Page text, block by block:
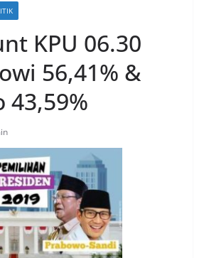
KPU 06.30
56,41% &
43,59%